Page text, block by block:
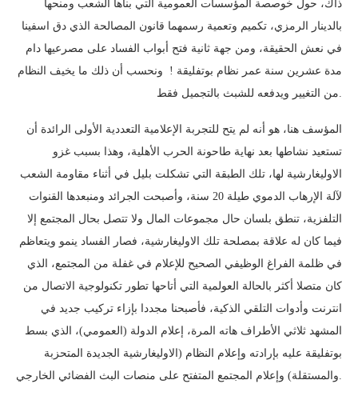
ذاك، حول خوصصة المؤسسات العمومية التي بناها الشعب ومنحها
بالدينار الرمزي، تكميم وتعمية رسمهما قانون المصالحة الذي دق اسفينا
في نعش الحقيقة، ومن جهة ثانية فتح أبواب الفساد على مصرعيها دام
مدة عشرين سنة عمر نظام بوتفليقة ! ونحسب أن ذلك ما يخيف النظام
من التغيير ويدفعه للشبث بالتجميل فقط.
المؤسف هنا، هو أنه لم يتح للتجربة الإعلامية التعددية الأولى الرائدة أن
تستعيد نشاطها بعد نهاية طاحونة الحرب الأهلية، وهذا بسبب غزو
الاوليغارشية لها، تلك الطبقة التي تشكلت بليل في أثناء مقاومة الشعب
لآلة الإرهاب الدموي طيلة 20 سنة، وأصبحت الجرائد ومنبعدها القنوات
التلفزية، تنطق بلسان حال مجموعات المال ولا تتصل بحال المجتمع إلا
فيما كان له علاقة بمصلحة تلك الاوليغارشية، فصار الفساد ينمو ويتعاظم
في ظلمة الفراغ الوظيفي الصحيح للإعلام في غفلة من المجتمع، الذي
كان متصلا أكثر بالحالة العولمية التي أتاحها تطور تكنولوجية الاتصال من
انترنت وأدوات التلقي الذكية، فأصبحنا مجددا بإزاء تركيب جديد في
المشهد ثلاثي الأطراف هاته المرة، إعلام الدولة (العمومي)، الذي بسط
بوتفليقة عليه بإرادته وإعلام النظام (الاوليغارشية الجديدة المتحزبة
والمستقلة) وإعلام المجتمع المتفتح على منصات البث الفضائي الخارجي.